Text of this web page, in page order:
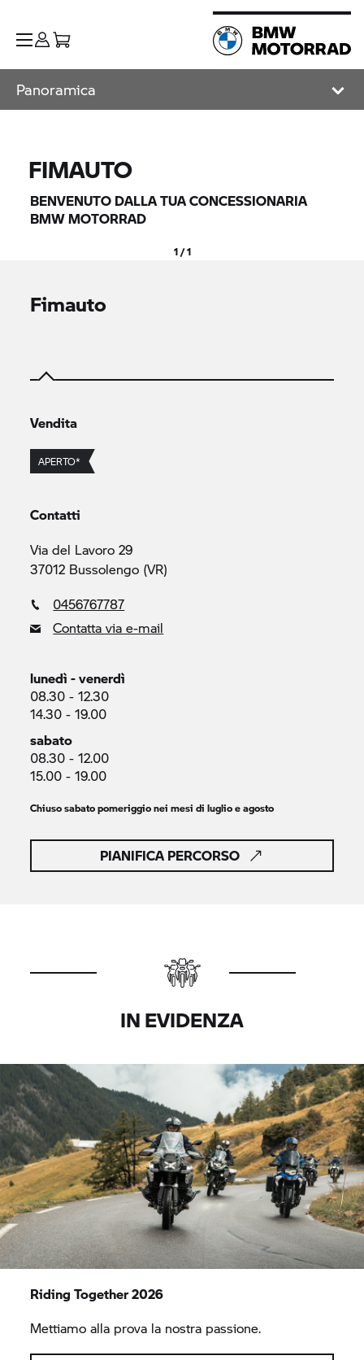
Panoramica
FIMAUTO
BENVENUTO DALLA TUA CONCESSIONARIA
BMW MOTORRAD
1 / 1
Fimauto
Vendita
APERTO*
Contatti
Via del Lavoro 29
37012 Bussolengo (VR)
0456767787
Contatta via e-mail
lunedì - venerdì
08.30 - 12.30
14.30 - 19.00
sabato
08.30 - 12.00
15.00 - 19.00
Chiuso sabato pomeriggio nei mesi di luglio e agosto
PIANIFICA PERCORSO
IN EVIDENZA
Riding Together 2026
Mettiamo alla prova la nostra passione.